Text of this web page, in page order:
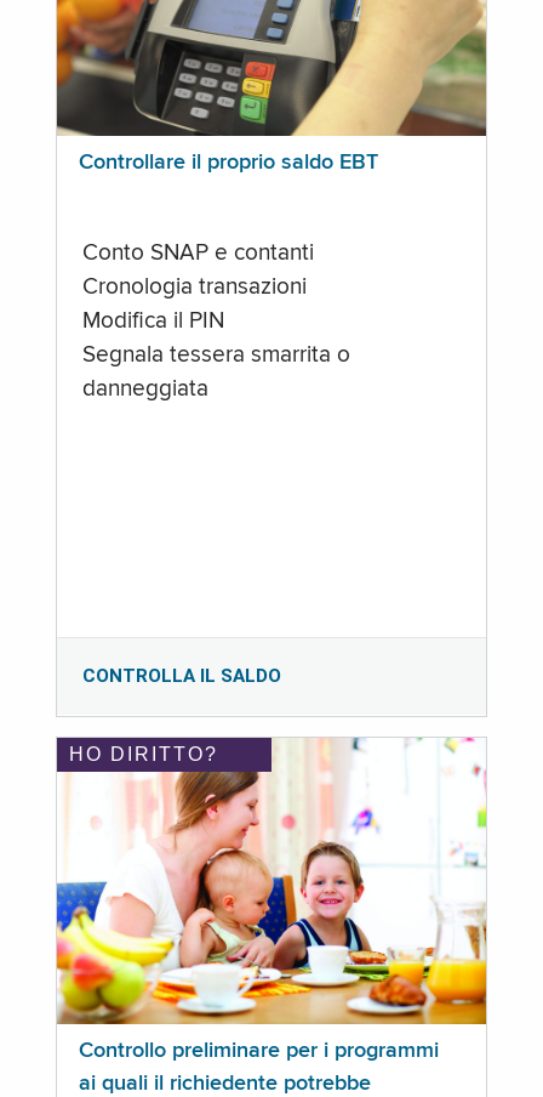
Controllare il proprio saldo EBT
Conto SNAP e contanti
Cronologia transazioni
Modifica il PIN
Segnala tessera smarrita o
danneggiata
CONTROLLA IL SALDO
HO DIRITTO?
Controllo preliminare per i programmi
ai quali il richiedente potrebbe